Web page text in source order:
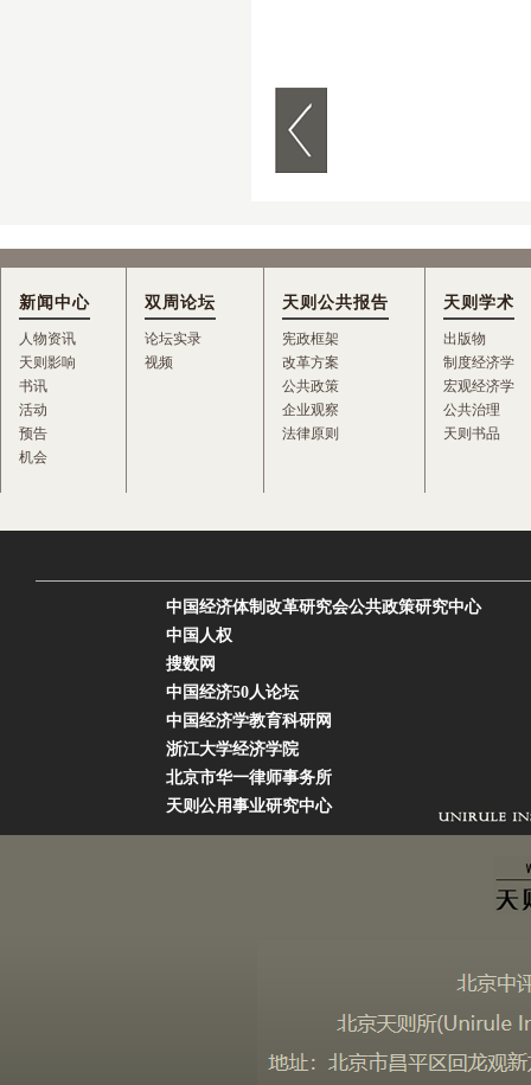
新闻中心
人物资讯
天则影响
书讯
活动
预告
机会
双周论坛
论坛实录
视频
天则公共报告
宪政框架
改革方案
公共政策
企业观察
法律原则
天则学术
出版物
制度经济学
宏观经济学
公共治理
天则书品
中国经济体制改革研究会公共政策研究中心
中国人权
搜数网
中国经济50人论坛
中国经济学教育科研网
浙江大学经济学院
北京市华一律师事务所
天则公用事业研究中心